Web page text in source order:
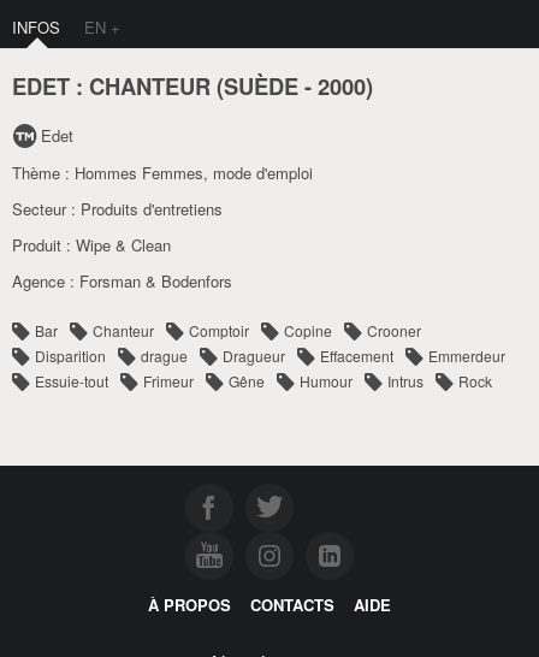
INFOS EN +
EDET : CHANTEUR (SUÈDE-2000)
Edet
Thème : Hommes Femmes, mode d'emploi
Secteur : Produits d'entretiens
Produit : Wipe & Clean
Agence : Forsman & Bodenfors
Bar Chanteur Comptoir Copine
Crooner
Disparition
drague Dragueur Effacement
Emmerdeur
Essuie-tout
Frimeur Gêne Humour Intrus Rock
À PROPOS CONTACTS AIDE